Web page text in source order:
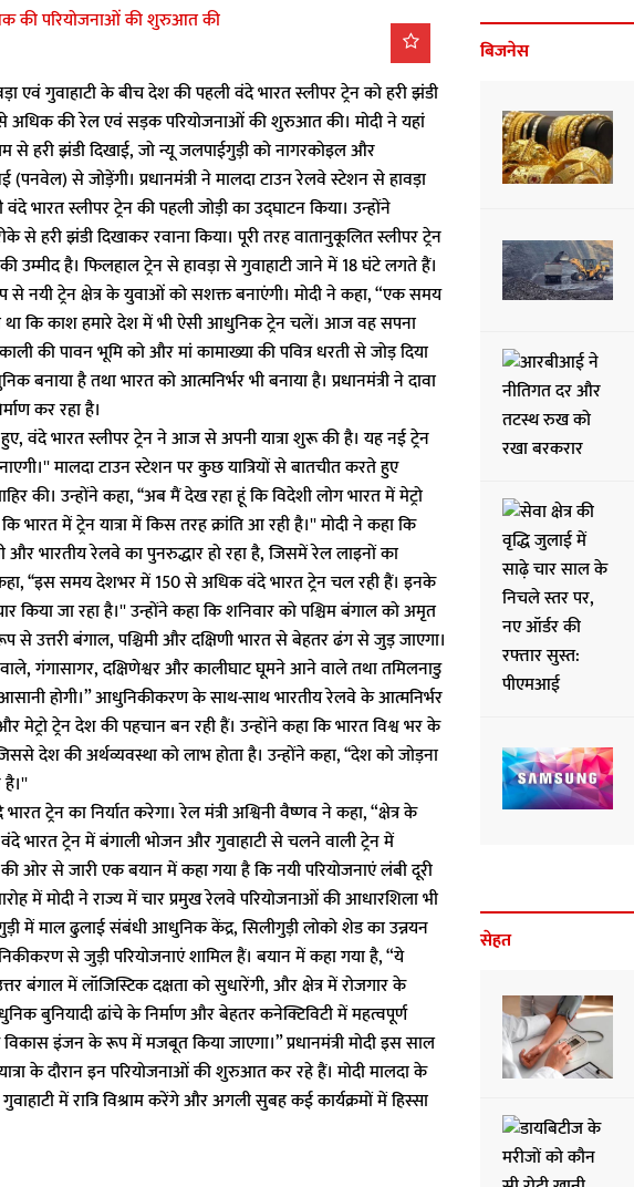
एवं गुवाहाटी के बीच देश की पहली वंदे भारत स्लीपर ट्रेन को हरी झंडी
अधिक की रेल एवं सड़क परियोजनाओं की शुरुआत की। मोदी ने यहां
से हरी झंडी दिखाई, जो न्यू जलपाईगुड़ी को नागरकोइल और
से जोड़ेंगी। प्रधानमंत्री ने मालदा टाउन रेलवे स्टेशन से हावड़ा
स्लीपर ट्रेन की पहली जोड़ी का उद्घाटन किया। उन्होंने
से हरी झंडी दिखाकर रवाना किया। पूरी तरह वातानुकूलित स्लीपर ट्रेन
उम्मीद है। फिलहाल ट्रेन से हावड़ा से गुवाहाटी जाने में 18 घंटे लगते हैं।
से नयी ट्रेन क्षेत्र के युवाओं को सशक्त बनाएंगी। मोदी ने कहा, “एक समय
कि काश हमारे देश में भी ऐसी आधुनिक ट्रेन चलें। आज वह सपना
की पावन भूमि को और मां कामाख्या की पवित्र धरती से जोड़ दिया
है तथा भारत को आत्मनिर्भर भी बनाया है। प्रधानमंत्री ने दावा
कर रहा है।
वंदे भारत स्लीपर ट्रेन ने आज से अपनी यात्रा शुरू की है। यह नई ट्रेन
मालदा टाउन स्टेशन पर कुछ यात्रियों से बातचीत करते हुए
की। उन्होंने कहा, ‘‘अब मैं देख रहा हूं कि विदेशी लोग भारत में मेट्रो
में ट्रेन यात्रा में किस तरह क्रांति आ रही है।'' मोदी ने कहा कि
भारतीय रेलवे का पुनरुद्धार हो रहा है, जिसमें रेल लाइनों का
‘‘इस समय देशभर में 150 से अधिक वंदे भारत ट्रेन चल रही हैं। इनके
जा रहा है।'' उन्होंने कहा कि शनिवार को पश्चिम बंगाल को अमृत
उत्तरी बंगाल, पश्चिमी और दक्षिणी भारत से बेहतर ढंग से जुड़ जाएगा।
गंगासागर, दक्षिणेश्वर और कालीघाट घूमने आने वाले तथा तमिलनाडु
आसानी होगी।” आधुनिकीकरण के साथ-साथ भारतीय रेलवे के आत्मनिर्भर
ट्रेन देश की पहचान बन रही हैं। उन्होंने कहा कि भारत विश्व भर के
देश की अर्थव्यवस्था को लाभ होता है। उन्होंने कहा, ‘‘देश को जोड़ना
है।''
ट्रेन का निर्यात करेगा। रेल मंत्री अश्विनी वैष्णव ने कहा, “क्षेत्र के
ट्रेन में बंगाली भोजन और गुवाहाटी से चलने वाली ट्रेन में
की ओर से जारी एक बयान में कहा गया है कि नयी परियोजनाएं लंबी दूरी
में मोदी ने राज्य में चार प्रमुख रेलवे परियोजनाओं की आधारशिला भी
में माल ढुलाई संबंधी आधुनिक केंद्र, सिलीगुड़ी लोको शेड का उन्नयन
से जुड़ी परियोजनाएं शामिल हैं। बयान में कहा गया है, “ये
बंगाल में लॉजिस्टिक दक्षता को सुधारेंगी, और क्षेत्र में रोजगार के
बुनियादी ढांचे के निर्माण और बेहतर कनेक्टिविटी में महत्वपूर्ण
विकास इंजन के रूप में मजबूत किया जाएगा।” प्रधानमंत्री मोदी इस साल
के दौरान इन परियोजनाओं की शुरुआत कर रहे हैं। मोदी मालदा के
में रात्रि विश्राम करेंगे और अगली सुबह कई कार्यक्रमों में हिस्सा
बिजनेस
सेहत